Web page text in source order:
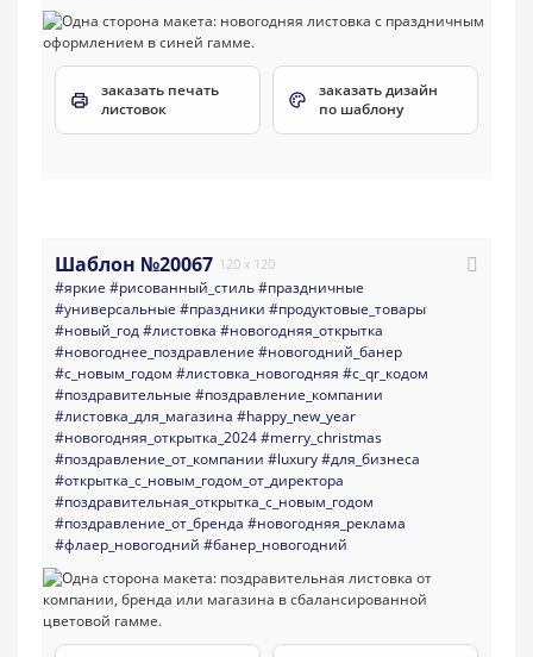
заказать печать
листовок
заказать дизайн
по шаблону
Шаблон №20067 120 x 120
#яркие #рисованный_стиль#праздничные
#универсальные #праздники #продуктовые_товары
#новый_год#листовка #новогодняя_открытка
#новогоднее_поздравление #новогодний_банер
#с_новым_годом #листовка_новогодняя #с_qr_кодом
#поздравительные #поздравление_компании
#листовка_для_магазина #happy_new_year
#новогодняя_открытка_2024#merry_christmas
#поздравление_от_компании #luxury#для_бизнеса
#открытка_с_новым_годом_от_директора
#поздравительная_открытка_с_новым_годом
#поздравление_от_бренда #новогодняя_реклама
#флаер_новогодний #банер_новогодний